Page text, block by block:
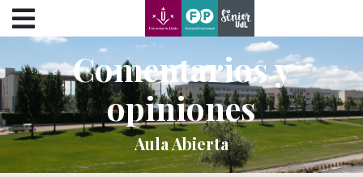
???label.access.jump.content???
???label.access.jump.header???
???label.access.jump.footer???
???label.access.jump.menu???
Comentarios y
opiniones
Aula Abierta